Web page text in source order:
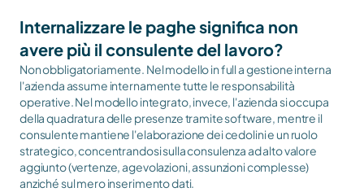
Internalizzare le paghe significa non
avere più il consulente del lavoro?
Non obbligatoriamente. Nel modello in full a gestione interna
l'azienda assume internamente tutte le responsabilità
operative. Nel modello integrato, invece, l'azienda si occupa
della quadratura delle presenze tramite software, mentre il
consulente mantiene l'elaborazione dei cedolini e un ruolo
strategico, concentrandosi sulla consulenza ad alto valore
aggiunto (vertenze, agevolazioni, assunzioni complesse)
anziché sul mero inserimento dati.